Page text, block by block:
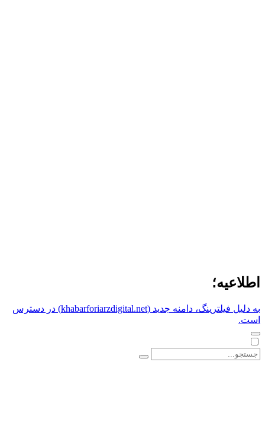
اطلاعیه؛
به دلیل فیلترینگ، دامنه جدید (khabarforiarzdigital.net) در دسترس
است.